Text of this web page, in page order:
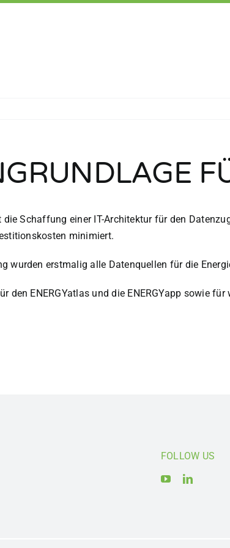
Schaffung einer IT-Architektur für den
minimiert.
wurden erstmalig alle Datenquellen für die
den ENERGYatlas und die ENERGYapp sowie
FOLLOW US